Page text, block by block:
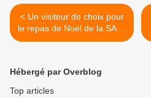
< Un visiteur de choix pour
le repas de Noël de la SAVA
!!!
Hébergé par Overblog
Top articles